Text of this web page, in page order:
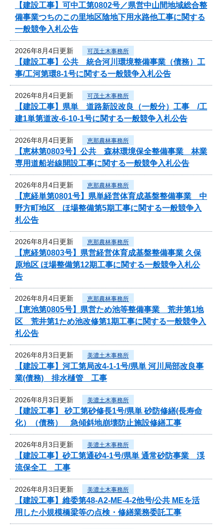
【建設工事】可中工第0802号／県営中山間地域総合整
備事業つちのこの里地区陰地下用水路他工事に関する
一般競争入札公告
2026年8月4日更新 可茂土木事務所
【建設工事】公共 統合河川環境整備事業（債務）工
事/工河第環8-1号に関する一般競争入札公告
2026年8月4日更新 可茂土木事務所
【建設工事】県単 道路新設改良（一般分）工事 /工
建1単第道改-6-10-1号に関する一般競争入札公告
2026年8月4日更新 恵那農林事務所
【恵林第0803号】公共 森林環境保全整備事業 林業
専用道船岩線開設工事に関する一般競争入札公告
2026年8月4日更新 恵那農林事務所
【恵経単第0801号】県単経営体育成基盤整備事業 中
野方町地区 ほ場整備第5期工事に関する一般競争入
札公告
2026年8月4日更新 恵那農林事務所
【恵経第0803号】県営経営体育成基盤整備事業 久保
原地区 ほ場整備第12期工事に関する一般競争入札公
告
2026年8月4日更新 恵那農林事務所
【恵池第0805号】県営ため池等整備事業 荒井第1地
区 荒井第1ため池改修第1期工事に関する一般競争入
札公告
2026年8月3日更新 美濃土木事務所
【建設工事】河工第局改4-1-1号/県単 河川局部改良事
業(債務) 排水樋管 工事
2026年8月3日更新 美濃土木事務所
【建設工事】 砂工第砂修長1号/県単 砂防修繕(長寿命
化）（債務） 急傾斜地崩壊防止施設修繕工事
2026年8月3日更新 美濃土木事務所
【建設工事】砂工第通砂4-1号/県単 通常砂防事業 渓
流保全工 工事
2026年8月3日更新 美濃土木事務所
【建設工事】維委第48-A2-ME-4-2他号/公共 MEを活
用した小規模橋梁等の点検・修繕業務委託工事